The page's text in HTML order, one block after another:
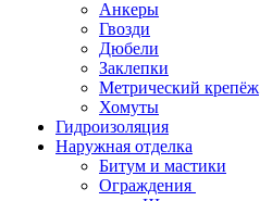
Анкеры
Гвозди
Дюбели
Заклепки
Метрический крепёж
Хомуты
Гидроизоляция
Наружная отделка
Битум и мастики
Ограждения